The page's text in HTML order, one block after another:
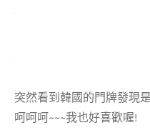
突然看到韓國的門牌發現
呵呵呵~~~我也好喜歡喔!